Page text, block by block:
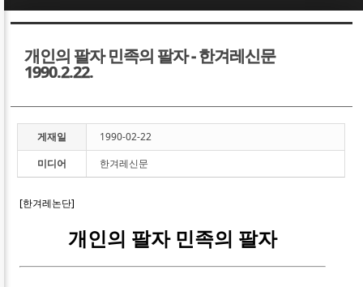
개인의 팔자 민족의 팔자 - 한겨레신문
1990.2.22.
게재일
1990-02-22
미디어
한겨레신문
[한겨레논단]
개인의 팔자 민족의 팔자
Sketchbook5, 스케치북5
Sketchbook5, 스케치북5
Sketchbook5, 스케치북5
Sketchbook5, 스케치북5